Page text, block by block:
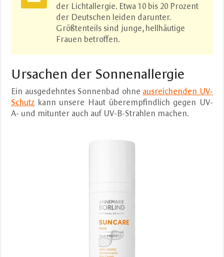
der Lichtallergie. Etwa 10 bis 20 Prozent
der Deutschen leiden darunter.
Größtenteils sind junge, hellhäutige
Frauen betroffen.
Ursachen der Sonnenallergie
Ein ausgedehntes Sonnenbad ohne ausreichenden UV-
Schutz kann unsere Haut überempfindlich gegen UV-
A- und mitunter auch auf UV-B-Strahlen machen.